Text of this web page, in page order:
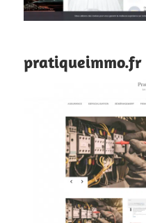
pratiqueimmo.fr